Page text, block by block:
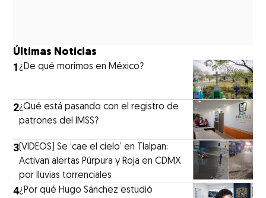
Últimas Noticias
1¿De qué morimos en México?
2¿Qué está pasando con el registro de
patrones del IMSS?
3(VIDEOS) Se ‘cae el cielo’ en Tlalpan:
Activan alertas Púrpura y Roja en CDMX
por lluvias torrenciales
4¿Por qué Hugo Sánchez estudió